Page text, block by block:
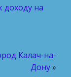
доходу на
Калач-на-
Дону»